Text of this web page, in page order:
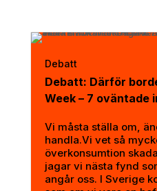
Debatt
Debatt: Därför
Week – 7 oväntade
Vi måsta ställa om,
handla.Vi vet så
överkonsumtion
jagar vi nästa fynd
angår oss. I Sverige